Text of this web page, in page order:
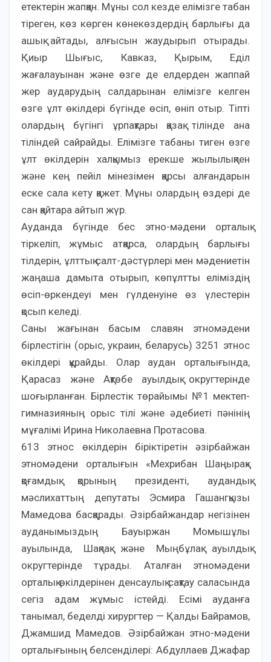
етектерін жапқан. Мұны сол кезде елімізге табан
тіреген, көз көрген көнекөздердің барлығы да
ашық айтады, алғысын жаудырып отырады.
Қиыр Шығыс, Кавказ, Қырым, Еділ
жағалауынан және өзге де елдерден жаппай
жер аударудың салдарынан елімізге келген
өзге ұлт өкілдері бүгінде өсіп, өніп отыр. Тіпті
олардың бүгінгі ұрпақтары қазақ тілінде ана
тіліндей сайрайды. Елімізге табаны тиген өзге
ұлт өкілдерін халқымыз ерекше жылылықпен
және кең пейіл мінезімен қарсы алғандарын
еске сала кету қажет. Мұны олардың өздері де
сан қайтара айтып жүр.
Ауданда бүгінде бес этно-мәдени орталық
тіркеліп, жұмыс атқарса, олардың барлығы
тілдерін, ұлттық салт-дәстүрлері мен мәдениетін
жаңаша дамыта отырып, көпұлтты еліміздің
өсіп-өркендеуі мен гүлденуіне өз үлестерін
қосып келеді.
Саны жағынан басым славян этномәдени
бірлестігін (орыс, украин, беларусь) 3251 этнос
өкілдері құрайды. Олар аудан орталығында,
Қарасаз және Ақтөбе ауылдық округтерінде
шоғырланған. Бірлестік төрайымы №1 мектеп-
гимназияның орыс тілі және әдебиеті пәнінің
мұғалімі Ирина Николаевна Протасова.
613 этнос өкілдерін біріктіретін әзірбайжан
этномәдени орталығын «Мехрибан Шаңырақ»
қоғамдық қорының президенті, аудандық
мәслихаттың депутаты Эсмира Гашангқызы
Мамедова басқарады. Әзірбайжандар негізінен
ауданымыздың Бауыржан Момышұлы
ауылында, Шақпақ және Мыңбұлақ ауылдық
округтерінде тұрады. Аталған этномәдени
орталық өкілдерінен денсаулық сақтау саласында
сегіз адам жұмыс істейді. Есімі ауданға
танымал, беделді хирургтер — Қалды Байрамов,
Джамшид Мамедов. Әзірбайжан этно-мәдени
орталығының белсенділері: Абдуллаев Джафар